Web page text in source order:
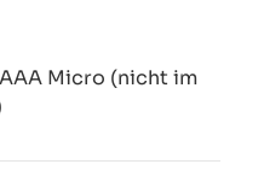
Micro (nicht im